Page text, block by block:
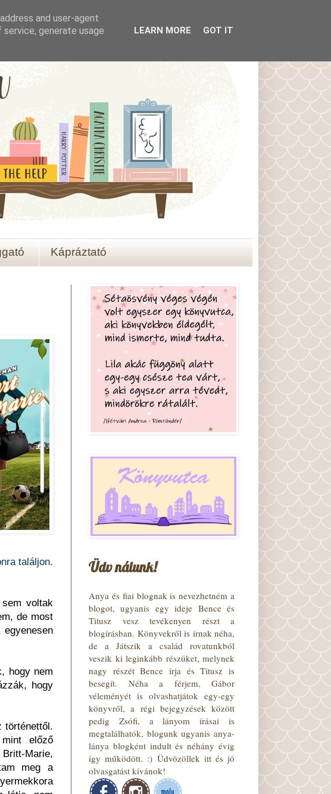
Kápráztató
találjon.
voltak
de most
hogy nem
hogy
előző
Marie,
meg a
Üdv nálunk!
Anya és fiai blognak is nevezhetném a
blogot, ugyanis egy ideje Bence és
Titusz vesz tevékenyen részt a
blogírásban. Könyvekről is írnak néha,
de a Játszik a család rovatunkból
veszik ki leginkább részüket, melynek
nagy részét Bence írja és Titusz is
besegít. Néha a férjem, Gábor
véleményét is olvashatjátok egy-egy
könyvről, a régi bejegyzések között
pedig Zsófi, a lányom írásai is
megtalálhatók, blogunk ugyanis anya-
lánya blogként indult és néhány évig
így működött. :) Üdvözöllek itt és jó
olvasgatást kívánok!
and user-agent
generate usage
LEARN MORE GOT IT